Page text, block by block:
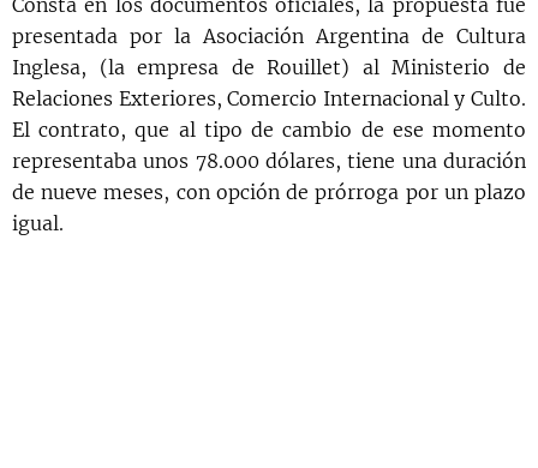
Consta en los documentos oficiales, la propuesta fue
presentada por la Asociación Argentina de Cultura
Inglesa, (la empresa de Rouillet) al Ministerio de
Relaciones Exteriores, Comercio Internacional y Culto.
El contrato, que al tipo de cambio de ese momento
representaba unos 78.000 dólares, tiene una duración
de nueve meses, con opción de prórroga por un plazo
igual.